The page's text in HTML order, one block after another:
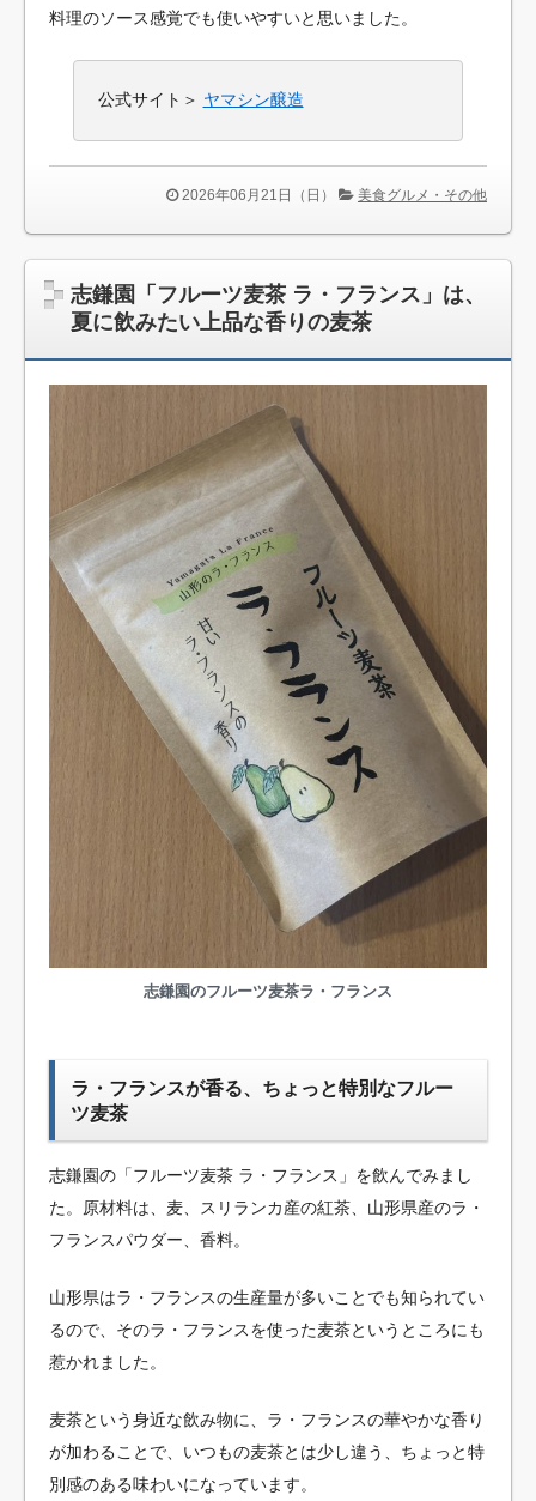
料理のソース感覚でも使いやすいと思いました。
公式サイト＞ ヤマシン醸造
2026年06月21日（日） 美食グルメ・その他
志鎌園「フルーツ麦茶 ラ・フランス」は、
夏に飲みたい上品な香りの麦茶
志鎌園のフルーツ麦茶ラ・フランス
ラ・フランスが香る、ちょっと特別なフルー
ツ麦茶
志鎌園の「フルーツ麦茶 ラ・フランス」を飲んでみまし
た。原材料は、麦、スリランカ産の紅茶、山形県産のラ・
フランスパウダー、香料。
山形県はラ・フランスの生産量が多いことでも知られてい
るので、そのラ・フランスを使った麦茶というところにも
惹かれました。
麦茶という身近な飲み物に、ラ・フランスの華やかな香り
が加わることで、いつもの麦茶とは少し違う、ちょっと特
別感のある味わいになっています。